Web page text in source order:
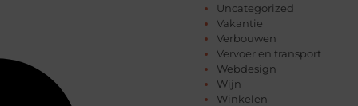
Uncategorized
Vakantie
Verbouwen
Vervoer en transport
Webdesign
Wijn
Winkelen